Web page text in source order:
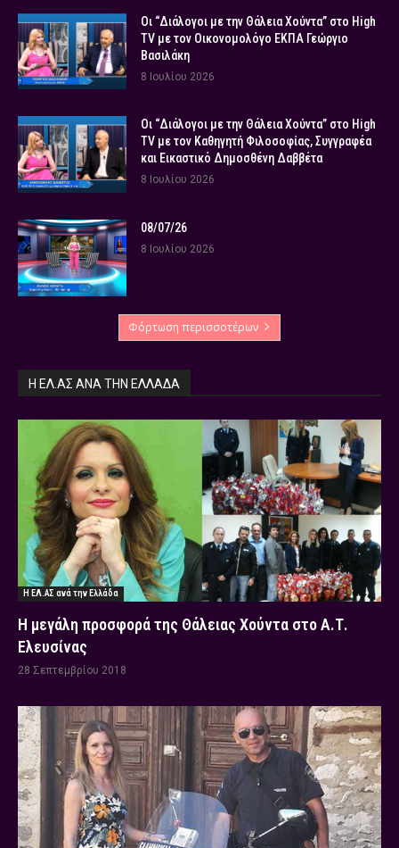
Οι “Διάλογοι με την Θάλεια Χούντα” στο High
TV με τον Οικονομολόγο ΕΚΠΑ Γεώργιο
Βασιλάκη
8 Ιουλίου 2026
Οι “Διάλογοι με την Θάλεια Χούντα” στο High
TV με τον Καθηγητή Φιλοσοφίας, Συγγραφέα
και Εικαστικό Δημοσθένη Δαββέτα
8 Ιουλίου 2026
08/07/26
8 Ιουλίου 2026
Φόρτωση περισσοτέρων
Η ΕΛ.ΑΣ ΑΝΆ ΤΗΝ ΕΛΛΆΔΑ
Η ΕΛ.ΑΣ ανά την Ελλάδα
Η μεγάλη προσφορά της Θάλειας Χούντα στο Α.Τ.
Ελευσίνας
28 Σεπτεμβρίου 2018